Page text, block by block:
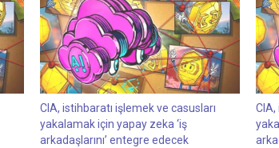
CIA, istihbaratı işlemek ve casusları
yakalamak için yapay zeka ‘iş
arkadaşlarını’ entegre edecek
CIA,